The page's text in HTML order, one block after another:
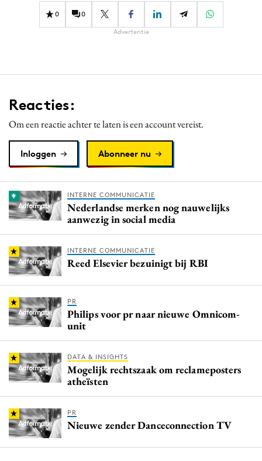
0 0
Advertentie
Reacties:
Om een reactie achter te laten is een account vereist.
Inloggen Abonneer nu
INTERNE COMMUNICATIE
Nederlandse merken nog nauwelijks
aanwezig in social media
INTERNE COMMUNICATIE
Reed Elsevier bezuinigt bij RBI
PR
Philips voor pr naar nieuwe Omnicom-
unit
DATA & INSIGHTS
Mogelijk rechtszaak om reclameposters
atheïsten
PR
Nieuwe zender Danceconnection TV